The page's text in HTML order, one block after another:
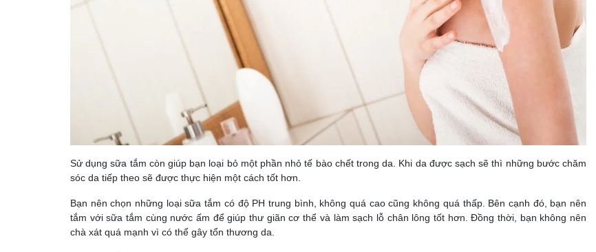
Sử dụng sữa tắm còn giúp bạn loại bỏ một phần nhỏ tế bào chết trong da. Khi da được sạch sẽ thì những bước chăm
sóc da tiếp theo sẽ được thực hiện một cách tốt hơn.
Bạn nên chọn những loại sữa tắm có độ PH trung bình, không quá cao cũng không quá thấp. Bên cạnh đó, bạn nên
tắm với sữa tắm cùng nước ấm để giúp thư giãn cơ thể và làm sạch lỗ chân lông tốt hơn. Đồng thời, bạn không nên
chà xát quá mạnh vì có thể gây tổn thương da.